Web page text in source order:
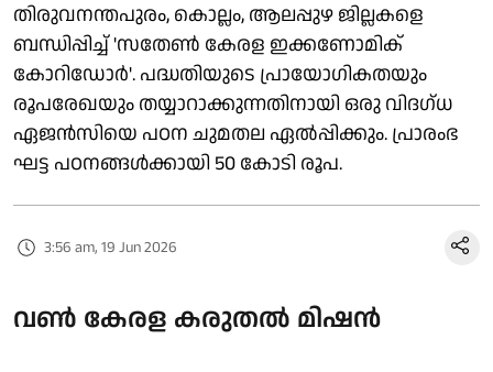
തിരുവനന്തപുരം, കൊല്ലം, ആലപ്പുഴ ജില്ലകളെ
ബന്ധിപ്പിച്ച് 'സതേൺ കേരള ഇക്കണോമിക്
കോറിഡോർ'. പദ്ധതിയുടെ പ്രായോഗികതയും
രൂപരേഖയും തയ്യാറാക്കുന്നതിനായി ഒരു വിദഗ്ധ
ഏജൻസിയെ പഠന ചുമതല ഏൽപ്പിക്കും. പ്രാരംഭ
ഘട്ട പഠനങ്ങൾക്കായി 50 കോടി രൂപ.
3:56 am, 19 Jun 2026
വൺ കേരള കരുതൽ മിഷൻ